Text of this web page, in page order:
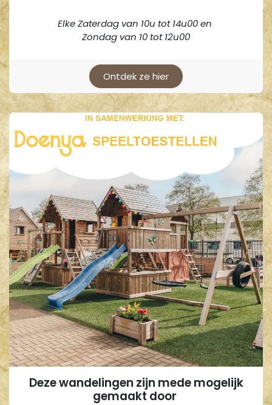
Elke Zaterdag van 10u tot 14u00 en
Zondag van 10 tot 12u00
Ontdek ze hier
Deze wandelingen zijn mede mogelijk
gemaakt door